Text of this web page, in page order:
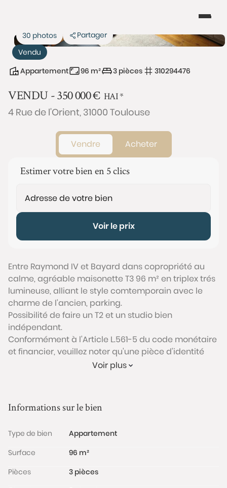
Vendu
30 photos Partager
Appartement 96 m² 3 pièces 310294476
VENDU -350 000€ HAI*
4 Rue de l'Orient, 31000 Toulouse
Vendre Acheter
Estimer votre bien en 5 clics
Voir le prix
Entre Raymond IV et Bayard dans copropriété au
calme, agréable maisonette T3 96 m² en triplex trés
lumineuse, alliant le style comtemporain avec le
charme de l'ancien, parking.
Possibilité de faire un T2 et un studio bien
indépendant.
Conformément à l'Article L.561-5 du code monétaire
et financier, veuillez noter qu'une pièce d'identité
sera exigée pour tous les visiteurs majeurs avant
exposé sont disponibles sur le site Géorisques :
Voir plus
Informations sur le bien
Type de bien
Appartement
Surface
96 m²
Pièces
3 pièces